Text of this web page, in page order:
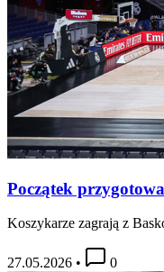
Początek
Koszykarze zagrają z
27.05.2026 • 0